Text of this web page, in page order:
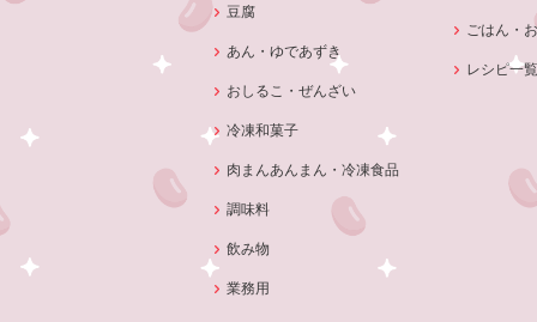
豆腐
あん・ゆであずき
おしるこ・ぜんざい
冷凍和菓子
肉まんあんまん・冷凍食品
調味料
飲み物
業務用
ごはん・
レシピ一覧